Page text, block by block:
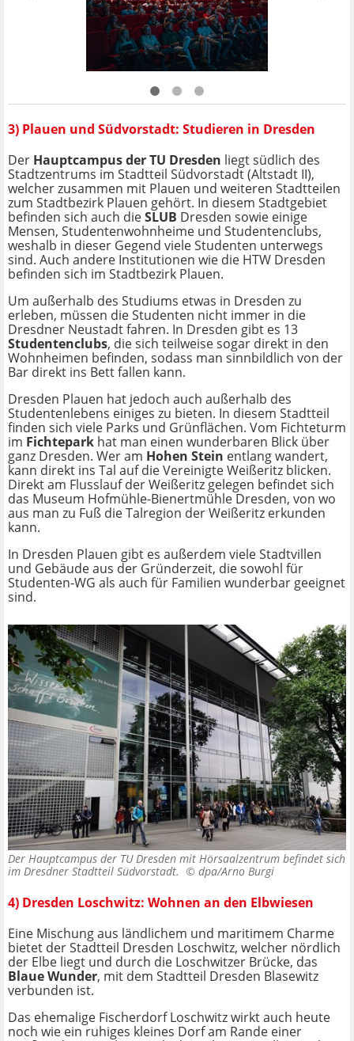
3) Plauen und Südvorstadt: Studieren in Dresden
Der Hauptcampus der TU Dresden liegt südlich des
Stadtzentrums im Stadtteil Südvorstadt (Altstadt II),
welcher zusammen mit Plauen und weiteren Stadtteilen
zum Stadtbezirk Plauen gehört. In diesem Stadtgebiet
befinden sich auch dieSLUB Dresden sowie einige
Mensen, Studentenwohnheime und Studentenclubs,
weshalb in dieser Gegend viele Studenten unterwegs
sind. Auch andere Institutionen wie die HTW Dresden
befinden sich im Stadtbezirk Plauen.
Um außerhalb des Studiums etwas in Dresden zu
erleben, müssen die Studenten nicht immer in die
Dresdner Neustadt fahren. In Dresden gibt es 13
Studentenclubs, die sich teilweise sogar direkt in den
Wohnheimen befinden, sodass man sinnbildlich von der
Bar direkt ins Bett fallen kann.
Dresden Plauen hat jedoch auch außerhalb des
Studentenlebens einiges zu bieten. In diesem Stadtteil
finden sich viele Parks und Grünflächen. Vom Fichteturm
im Fichtepark hat man einen wunderbaren Blick über
ganz Dresden. Wer am Hohen Stein entlang wandert,
kann direkt ins Tal auf die Vereinigte Weißeritz blicken.
Direkt am Flusslauf der Weißeritz gelegen befindet sich
das Museum Hofmühle-Bienertmühle Dresden, von wo
aus man zu Fuß die Talregion der Weißeritz erkunden
kann.
In Dresden Plauen gibt es außerdem viele Stadtvillen
und Gebäude aus der Gründerzeit, die sowohl für
Studenten-WG als auch für Familien wunderbar geeignet
sind.
Der Hauptcampus der TU Dresden mit Hörsaalzentrum befindet sich
im Dresdner Stadtteil Südvorstadt. © dpa/Arno Burgi
4) Dresden Loschwitz: Wohnen an den Elbwiesen
Eine Mischung aus ländlichem und maritimem Charme
bietet der Stadtteil Dresden Loschwitz, welcher nördlich
der Elbe liegt und durch die Loschwitzer Brücke, das
Blaue Wunder, mit dem Stadtteil Dresden Blasewitz
verbunden ist.
Das ehemalige Fischerdorf Loschwitz wirkt auch heute
noch wie ein ruhiges kleines Dorf am Rande einer